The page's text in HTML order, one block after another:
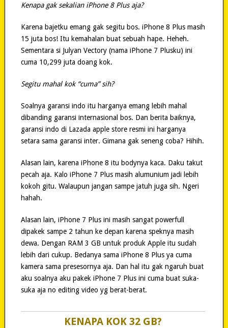
Kenapa gak sekalian iPhone 8 Plus aja?
Karena bajetku emang gak segitu bos. iPhone 8 Plus masih
15 juta bos! Itu kemahalan buat sebuah hape. Heheh.
Sementara si Julyan Vectory (nama iPhone 7 Plusku) ini
cuma 10,299 juta doang kok.
Segitu mahal kok “cuma” sih?
Soalnya garansi indo itu harganya emang lebih mahal
dibanding garansi internasional bos. Dan berita baiknya,
garansi indo di Lazada apple store resmi ini harganya
setara sama garansi inter. Gimana gak seneng coba? Hihih.
Alasan lain, karena iPhone 8 itu bodynya kaca. Daku takut
pecah aja. Kalo iPhone 7 Plus masih alumunium jadi lebih
kokoh gitu. Walaupun jangan sampe jatuh juga sih. Ngeri
hahah.
Alasan lain, iPhone 7 Plus ini masih sangat powerfull
dipakek sampe 2 tahun ke depan karena speknya masih
dewa. Dengan RAM 3 GB untuk produk Apple itu sudah
lebih dari cukup. Bedanya sama iPhone 8 Plus ya cuma
kamera sama presesornya aja. Dan hal itu gak ngaruh buat
aku soalnya aku pakek iPhone 7 Plus ini cuma buat suka-
suka aja no editing video yg berat-berat.
KENAPA KOK 32 GB?